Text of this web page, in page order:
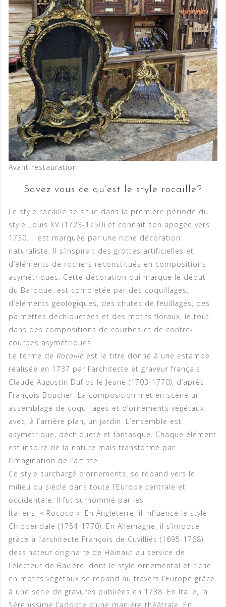
Avant restauration
Savez vous ce qu’est le style rocaille?
Le style rocaille se situe dans la première période du
style Louis XV (1723-1750) et connaît son apogée vers
1730. Il est marquée par une riche décoration
naturaliste. Il s’inspirait des grottes artificielles et
d’éléments de rochers reconstitués en compositions
asymétriques. Cette décoration qui marque le début
du Baroque, est complétée par des coquillages,
d’éléments géologiques, des chutes de feuillages, des
palmettes déchiquetées et des motifs floraux, le tout
dans des compositions de courbes et de contre-
courbes asymétriques.
Le terme de Rocaille est le titre donné à une estampe
réalisée en 1737 par l’architecte et graveur français
Claude Augustin Duflos le Jeune (1703-1770), d’après
François Boucher. La composition met en scène un
assemblage de coquillages et d’ornements végétaux
avec, à l’arrière plan, un jardin. L’ensemble est
asymétrique, déchiqueté et fantasque. Chaque élément
est inspiré de la nature mais transformé par
l’imagination de l’artiste.
Ce style surchargé d’ornements, se répand vers le
milieu du siècle dans toute l’Europe centrale et
occidentale. Il fut surnommé par les
Italiens, « Rococo ». En Angleterre, il influence le style
Chippendale (1754-1770). En Allemagne, il s’impose
grâce à l’architecte François de Cuvilliés (1695-1768),
dessinateur originaire de Hainaut au service de
l’électeur de Bavière, dont le style ornemental et riche
en motifs végétaux se répand au travers l’Europe grâce
à une série de gravures publiées en 1738. En Italie, la
Sérenissime l’adopte d’une manière théâtrale. En